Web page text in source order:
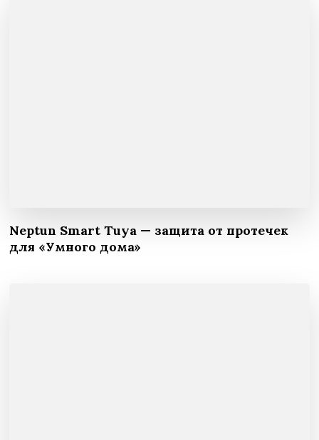
Neptun Smart Tuya — защита от протечек
для «Умного дома»